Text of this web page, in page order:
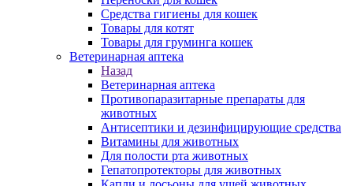
Средства гигиены для кошек
Товары для котят
Товары для груминга кошек
Ветеринарная аптека
Назад
Ветеринарная аптека
Противопаразитарные препараты для
животных
Антисептики и дезинфицирующие средства
Витамины для животных
Для полости рта животных
Гепатопротекторы для животных